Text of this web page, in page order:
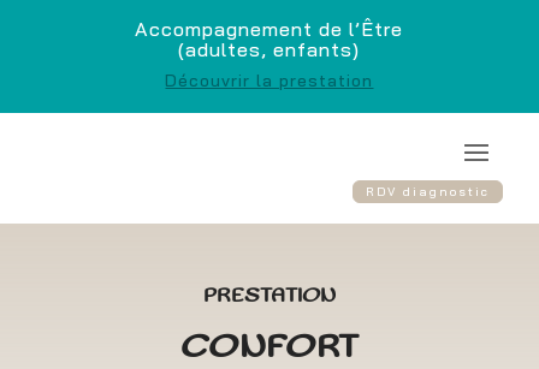
Accompagnement de l’Être
(adultes, enfants)
Découvrir la prestation
RDV diagnostic
PRESTATION
CONFORT